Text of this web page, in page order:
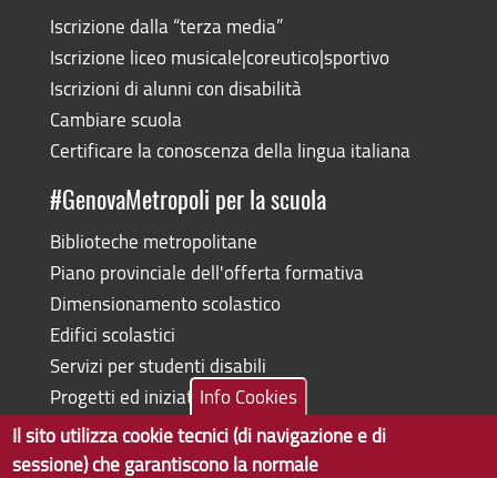
Iscrizione dalla “terza media”
Iscrizione liceo musicale|coreutico|sportivo
Iscrizioni di alunni con disabilità
Cambiare scuola
Certificare la conoscenza della lingua italiana
#GenovaMetropoli per la scuola
Biblioteche metropolitane
Piano provinciale dell'offerta formativa
Dimensionamento scolastico
Edifici scolastici
Servizi per studenti disabili
Progetti ed iniziativeInfo Cookies
Il sito utilizza cookie tecnici (di navigazione e di
sessione) che garantiscono la normale